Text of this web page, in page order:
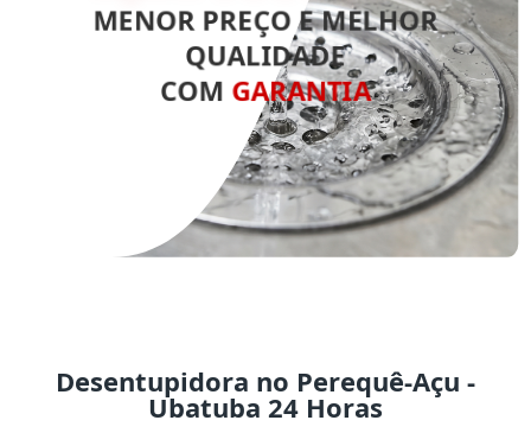
MENOR PREÇO E MELHOR
QUALIDADE
COM GARANTIA
Desentupidora no Perequê-Açu -
Ubatuba 24 Horas